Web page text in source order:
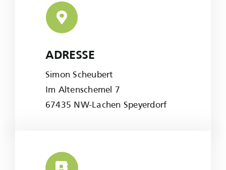
|Map tiles byCARTO
OpenStreetMap , under ODbL.
ADRESSE
Simon Scheubert
Im Altenschemel 7
67435 NW-Lachen Speyerdorf